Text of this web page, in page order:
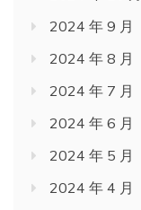
2024 年 9 月
2024 年 8 月
2024 年 7 月
2024 年 6 月
2024 年 5 月
2024 年 4 月